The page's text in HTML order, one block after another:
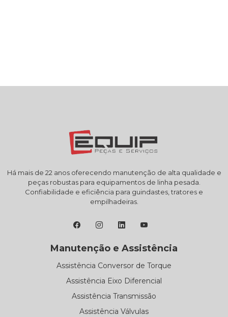
Há mais de 22 anos oferecendo manutenção de alta qualidade e
peças robustas para equipamentos de linha pesada.
Confiabilidade e eficiência para guindastes, tratores e
empilhadeiras.
Manutenção e Assistência
Assistência Conversor de Torque
Assistência Eixo Diferencial
Assistência Transmissão
Assistência Válvulas